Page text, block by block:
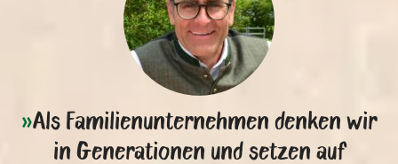
»Als Familienunternehmen denken wir
in Generationen und setzen auf